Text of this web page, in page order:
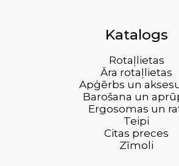
Katalogs
Rotaļlietas
Āra rotaļlietas
Apģērbs un
Barošana un
Ergosomas un
Teipi
Citas preces
Zīmoli